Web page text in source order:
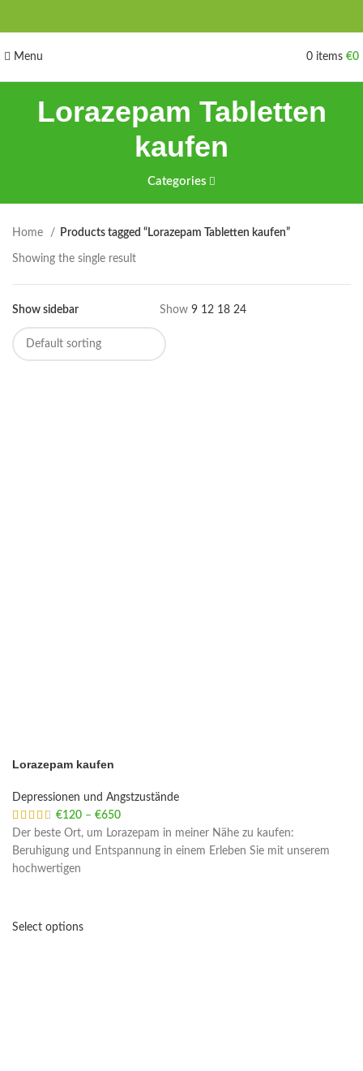
Menu 0 items €0
Lorazepam Tabletten
kaufen
Categories
Home Products tagged “Lorazepam Tabletten kaufen”
Showing the single result
Show sidebar Show 9 12 18 24
Lorazepam kaufen
Depressionen und Angstzustände
€120 – €650
Der beste Ort, um Lorazepam in meiner Nähe zu kaufen:
Beruhigung und Entspannung in einem Erleben Sie mit unserem
hochwertigen
Select options